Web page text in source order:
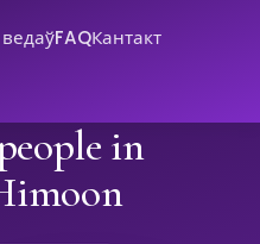
FAQКантакт
in